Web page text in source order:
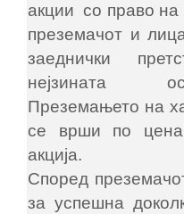
акции со право на
преземачот и
заеднички
нејзината
Преземањето на
се врши по
акција.
Според
за успешна